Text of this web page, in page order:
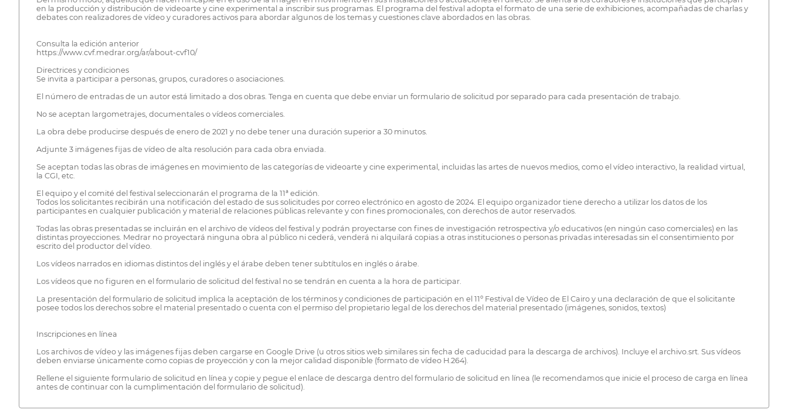
en la producción y distribución de videoarte y cine experimental a inscribir sus programas. El programa del festival adopta el formato de una serie de exhibiciones, acompañadas de charlas y
debates con realizadores de vídeo y curadores activos para abordar algunos de los temas y cuestiones clave abordados en las obras.
Consulta la edición anterior
https://www.cvf.medrar.org/ar/about-cvf10/
Directrices y condiciones
Se invita a participar a personas, grupos, curadores o asociaciones.
El número de entradas de un autor está limitado a dos obras. Tenga en cuenta que debe enviar un formulario de solicitud por separado para cada presentación de trabajo.
No se aceptan largometrajes, documentales o vídeos comerciales.
La obra debe producirse después de enero de 2021 y no debe tener una duración superior a 30 minutos.
Adjunte 3 imágenes fijas de vídeo de alta resolución para cada obra enviada.
Se aceptan todas las obras de imágenes en movimiento de las categorías de videoarte y cine experimental, incluidas las artes de nuevos medios, como el vídeo interactivo, la realidad virtual,
la CGI, etc.
El equipo y el comité del festival seleccionarán el programa de la 11ª edición.
Todos los solicitantes recibirán una notificación del estado de sus solicitudes por correo electrónico en agosto de 2024. El equipo organizador tiene derecho a utilizar los datos de los
participantes en cualquier publicación y material de relaciones públicas relevante y con fines promocionales, con derechos de autor reservados.
Todas las obras presentadas se incluirán en el archivo de vídeos del festival y podrán proyectarse con fines de investigación retrospectiva y/o educativos (en ningún caso comerciales) en las
distintas proyecciones. Medrar no proyectará ninguna obra al público ni cederá, venderá ni alquilará copias a otras instituciones o personas privadas interesadas sin el consentimiento por
escrito del productor del vídeo.
Los vídeos narrados en idiomas distintos del inglés y el árabe deben tener subtítulos en inglés o árabe.
Los vídeos que no figuren en el formulario de solicitud del festival no se tendrán en cuenta a la hora de participar.
La presentación del formulario de solicitud implica la aceptación de los términos y condiciones de participación en el 11º Festival de Vídeo de El Cairo y una declaración de que el solicitante
posee todos los derechos sobre el material presentado o cuenta con el permiso del propietario legal de los derechos del material presentado (imágenes, sonidos, textos)
Inscripciones en línea
Los archivos de vídeo y las imágenes fijas deben cargarse en Google Drive (u otros sitios web similares sin fecha de caducidad para la descarga de archivos). Incluye el archivo.srt. Sus vídeos
deben enviarse únicamente como copias de proyección y con la mejor calidad disponible (formato de vídeo H.264).
Rellene el siguiente formulario de solicitud en línea y copie y pegue el enlace de descarga dentro del formulario de solicitud en línea (le recomendamos que inicie el proceso de carga en línea
antes de continuar con la cumplimentación del formulario de solicitud).